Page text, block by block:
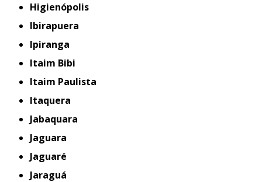
Higienópolis
Ibirapuera
Ipiranga
Itaim Bibi
Itaim Paulista
Itaquera
Jabaquara
Jaguara
Jaguaré
Jaraguá